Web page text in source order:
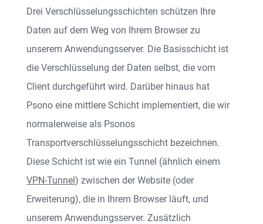
Drei Verschlüsselungsschichten schützen Ihre
Daten auf dem Weg von Ihrem Browser zu
unserem Anwendungsserver. Die Basisschicht ist
die Verschlüsselung der Daten selbst, die vom
Client durchgeführt wird. Darüber hinaus hat
Psono eine mittlere Schicht implementiert, die wir
normalerweise als Psonos
Transportverschlüsselungsschicht bezeichnen.
Diese Schicht ist wie ein Tunnel (ähnlich einem
VPN-Tunnel) zwischen der Website (oder
Erweiterung), die in Ihrem Browser läuft, und
unserem Anwendungsserver. Zusätzlich